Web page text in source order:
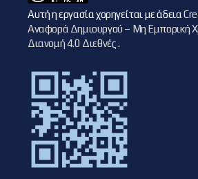
Αυτή η εργασία χορηγείται με άδεια
Αναφορά Δημιουργού – Μη Εμπορική
Διανομή 4.0 Διεθνές.